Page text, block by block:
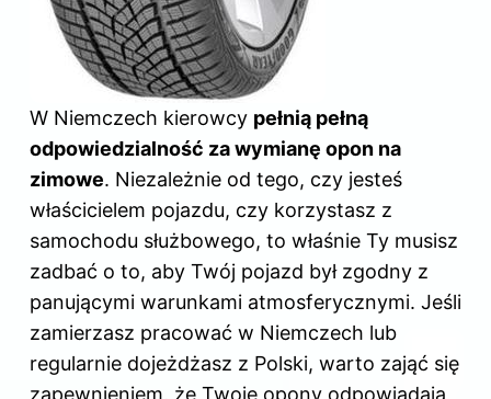
W Niemczech kierowcy pełnią pełną
odpowiedzialność za wymianę opon na
zimowe. Niezależnie od tego, czy jesteś
właścicielem pojazdu, czy korzystasz z
samochodu służbowego, to właśnie Ty musisz
zadbać o to, aby Twój pojazd był zgodny z
panującymi warunkami atmosferycznymi. Jeśli
zamierzasz pracować w Niemczech lub
regularnie dojeżdżasz z Polski, warto zająć się